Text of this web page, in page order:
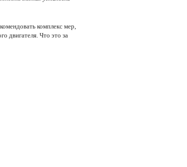
комплекс мер,
двигателя. Что это за